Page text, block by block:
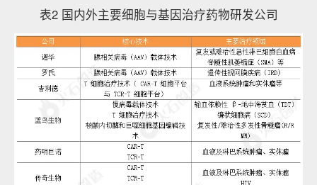
表2 国内外主要细胞与基因治疗药物研发公司